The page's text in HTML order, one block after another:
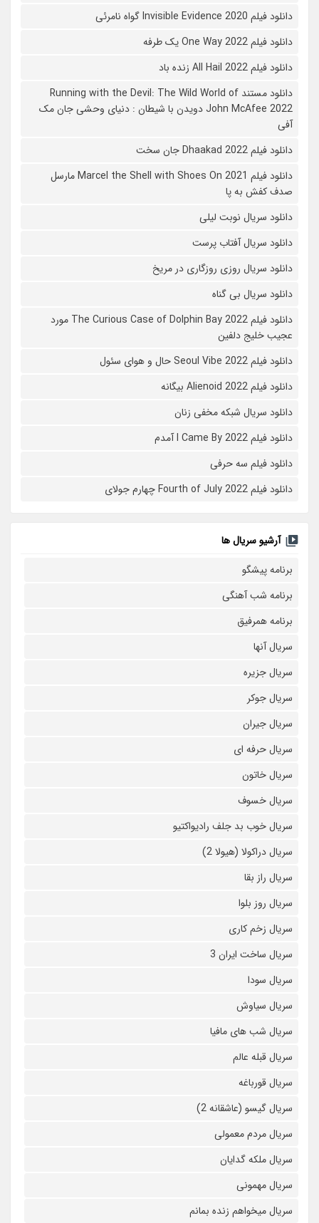
دانلود فیلم 2020 Invisible Evidence گواه نامرئی
دانلود فیلم One Way 2022 یک طرفه
دانلود فیلم All Hail 2022 زنده باد
دانلود مستند Running with the Devil: The Wild World of
John McAfee 2022 دویدن با شیطان : دنیای وحشی جان مک
آفی
دانلود فیلم Dhaakad 2022 جان سخت
دانلود فیلم Marcel the Shell with Shoes On 2021 مارسل
صدف کفش به پا
دانلود سریال نوبت لیلی
دانلود سریال آفتاب پرست
دانلود سریال روزی روزگاری در مریخ
دانلود سریال بی گناه
دانلود فیلم The Curious Case of Dolphin Bay 2022 مورد
عجیب خلیج دلفین
دانلود فیلم Seoul Vibe 2022 حال و هوای سئول
دانلود فیلم Alienoid 2022 بیگانه
دانلود سریال شبکه مخفی زنان
دانلود فیلم I Came By 2022 آمدم
دانلود فیلم سه حرفی
دانلود فیلم Fourth of July 2022 چهارم جولای
آرشیو سریال ها
برنامه پیشگو
برنامه شب آهنگی
برنامه همرفیق
سریال آنها
سریال جزیره
سریال جوکر
سریال جیران
سریال حرفه ای
سریال خاتون
سریال خسوف
سریال خوب بد جلف رادیواکتیو
سریال دراکولا (هیولا 2)
سریال راز بقا
سریال روز بلوا
سریال زخم کاری
سریال ساخت ایران 3
سریال سودا
سریال سیاوش
سریال شب های مافیا
سریال قبله عالم
سریال قورباغه
سریال گیسو (عاشقانه 2)
سریال مردم معمولی
سریال ملکه گدایان
سریال مهمونی
سریال میخواهم زنده بمانم